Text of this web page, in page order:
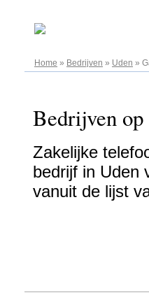
Home » Bedrijven » Uden »
Bedrijven
Zakelijke
bedrijf in Uden
vanuit de lijst